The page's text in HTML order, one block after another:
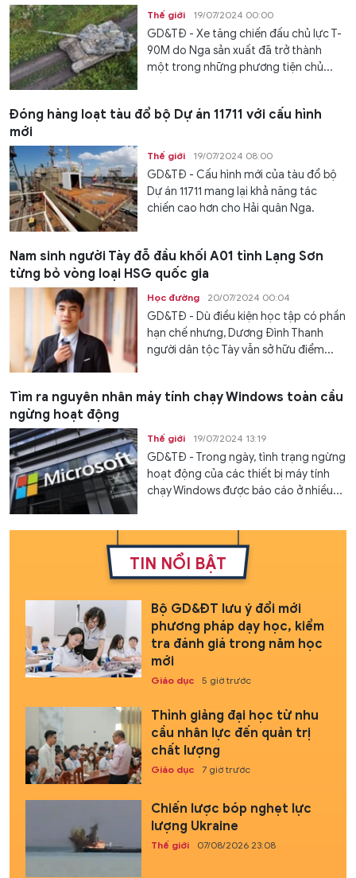
Thế giới 19/07/2024 00:00
GD&TĐ - Xe tăng chiến đấu chủ lực T-
90M do Nga sản xuất đã trở thành
một trong những phương tiện chủ...
Đóng hàng loạt tàu đổ bộ Dự án 11711 với cấu hình
mới
Thế giới 19/07/2024 08:00
GD&TĐ - Cấu hình mới của tàu đổ bộ
Dự án 11711 mang lại khả năng tác
chiến cao hơn cho Hải quân Nga.
Nam sinh người Tày đỗ đầu khối A01 tỉnh Lạng Sơn
từng bỏ vòng loại HSG quốc gia
Học đường 20/07/2024 00:04
GD&TĐ - Dù điều kiện học tập có phần
hạn chế nhưng, Dương Đình Thanh
người dân tộc Tày vẫn sở hữu điểm...
Tìm ra nguyên nhân máy tính chạy Windows toàn cầu
ngừng hoạt động
Thế giới 19/07/2024 13:19
GD&TĐ - Trong ngày, tình trạng ngừng
hoạt động của các thiết bị máy tính
chạy Windows được báo cáo ở nhiều...
TIN NỔI BẬT
Bộ GD&ĐT lưu ý đổi mới
phương pháp dạy học, kiểm
tra đánh giá trong năm học
mới
Giáo dục 5 giờ trước
Thỉnh giảng đại học từ nhu
cầu nhân lực đến quản trị
chất lượng
Giáo dục 7 giờ trước
Chiến lược bóp nghẹt lực
lượng Ukraine
Thế giới 07/08/2026 23:08